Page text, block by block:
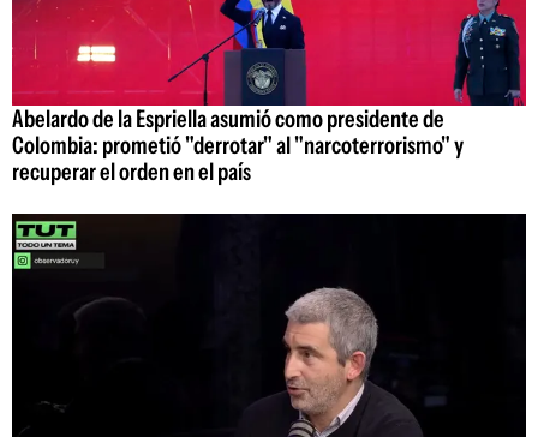
Abelardo de la Espriella asumió como presidente de
Colombia: prometió "derrotar" al "narcoterrorismo" y
recuperar el orden en el país